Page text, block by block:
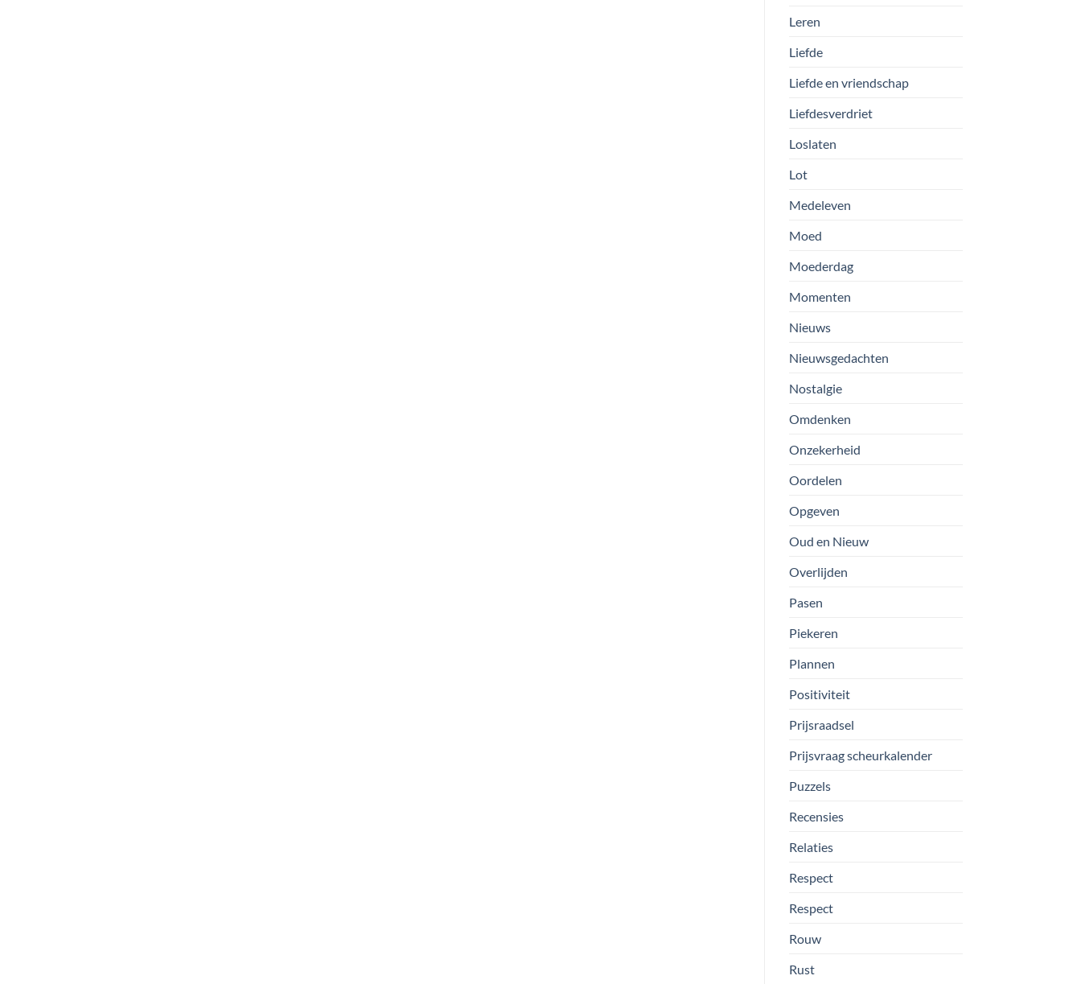
Leren
Liefde
Liefde en vriendschap
Liefdesverdriet
Loslaten
Lot
Medeleven
Moed
Moederdag
Momenten
Nieuws
Nieuwsgedachten
Nostalgie
Omdenken
Onzekerheid
Oordelen
Opgeven
Oud en Nieuw
Overlijden
Pasen
Piekeren
Plannen
Positiviteit
Prijsraadsel
Prijsvraag scheurkalender
Puzzels
Recensies
Relaties
Respect
Respect
Rouw
Rust